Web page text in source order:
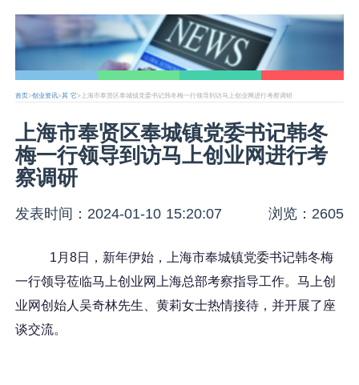
首页>创业资讯>其 它>上海市奉贤区奉城镇党委书记韩冬梅一行领导到访马上创业网进行考察调研
上海市奉贤区奉城镇党委书记韩冬
梅一行领导到访马上创业网进行考
察调研
发表时间：2024-01-10 15:20:07 浏览：2605
1月8日，新年伊始，上海市奉城镇党委书记韩冬梅
一行领导莅临马上创业网上海总部考察指导工作。马上创
业网创始人吴奇林先生、黄莉女士热情接待，并开展了座
谈交流。